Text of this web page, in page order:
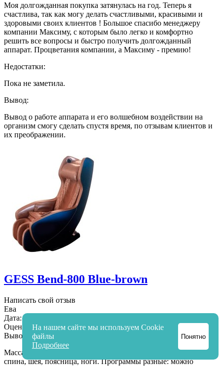
Моя долгожданная покупка затянулась на год. Теперь я
счастлива, так как могу делать счастливыми, красивыми и
здоровыми своих клиентов ! Большое спасибо менеджеру
компании Максиму, с которым было легко и комфортно
решить все вопросы и быстро получить долгожданный
аппарат. Процветания компании, а Максиму - премию!
Недостатки:
Пока не заметила.
Вывод:
Вывод о работе аппарата и его волшебном воздействии на
организм смогу сделать спустя время, по отзывам клиентов и
их преображении.
GESS Bend-800 Blue-brown
Написать свой отзыв
Ева
Дата:10.03.2025
Оценка товара:
Вывод:
Массаж огонь! Кресло реально работает по всем зонам –
спина, шея, поясница, ноги. Программы разные: можно
На нашем сайте мы используем Cookie
файлы
Подробнее
Понятно